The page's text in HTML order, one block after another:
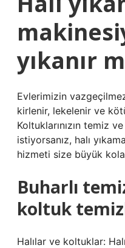
yıkanır
Evlerimizin
kirlenir, lekelenir ve
Koltuklarınızın temiz
istiyorsanız, halı
hizmeti size büyük
Buharlı
koltuk
Halılar ve koltuklar: